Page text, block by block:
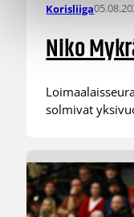
Korisliiga
Niko
solmivat